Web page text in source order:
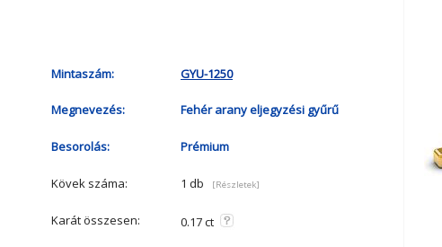
Mintaszám: GYU-1250
Megnevezés: Fehér arany eljegyzési gyűrű
Besorolás: Prémium
Kövek száma: 1 db [Részletek]
Karát összesen: 0.17 ct